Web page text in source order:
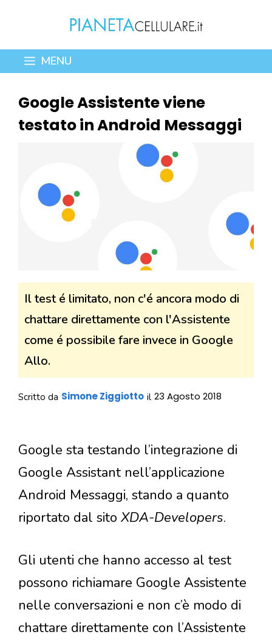
contenuto
MENU
Google Assistente viene
testato in Android Messaggi
Il test é limitato, non c'é ancora modo di
chattare direttamente con l'Assistente
come é possibile fare invece in Google
Allo.
Scritto da Simone Ziggiotto il 23 Agosto 2018
Google sta testando l’integrazione di
Google Assistant nell’applicazione
Android Messaggi, stando a quanto
riportato dal sito XDA-Developers.
Gli utenti che hanno accesso al test
possono richiamare Google Assistente
nelle conversazioni e non c’è modo di
chattare direttamente con l’Assistente